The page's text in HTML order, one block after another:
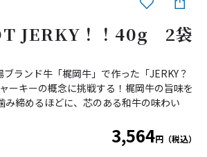
JERKY！！40g 2袋
ランド牛「梶岡牛」で作った「JERKY？
ーキーの概念に挑戦する！梶岡牛の旨味を
み締めるほどに、芯のある和牛の味わい
3,564円（税込）